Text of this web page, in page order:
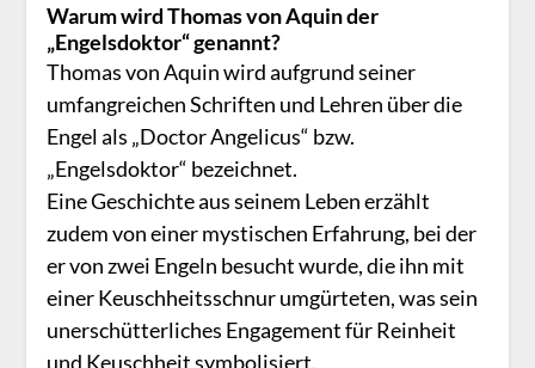
Warum wird Thomas von Aquin der
„Engelsdoktor“ genannt?
Thomas von Aquin wird aufgrund seiner
umfangreichen Schriften und Lehren über die
Engel als „Doctor Angelicus“ bzw.
„Engelsdoktor“ bezeichnet.
Eine Geschichte aus seinem Leben erzählt
zudem von einer mystischen Erfahrung, bei der
er von zwei Engeln besucht wurde, die ihn mit
einer Keuschheitsschnur umgürteten, was sein
unerschütterliches Engagement für Reinheit
und Keuschheit symbolisiert.